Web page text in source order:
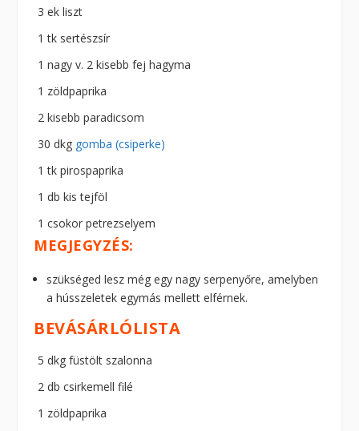
3 ek liszt
1 tk sertészsír
1 nagy v. 2 kisebb fej hagyma
1 zöldpaprika
2 kisebb paradicsom
30 dkg gomba (csiperke)
1 tk pirospaprika
1 db kis tejföl
1 csokor petrezselyem
MEGJEGYZÉS:
szükséged lesz még egy nagy serpenyőre, amelyben
a hússzeletek egymás mellett elférnek.
BEVÁSÁRLÓLISTA
5 dkg füstölt szalonna
2 db csirkemell filé
1 zöldpaprika